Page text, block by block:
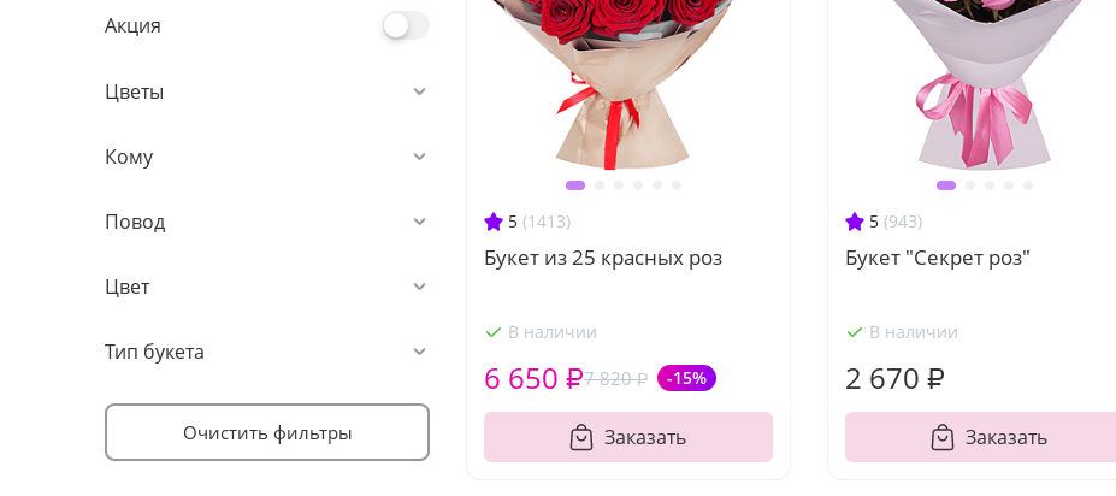
Акция
Цветы
Кому
Повод
Цвет
Тип букета
Очистить фильтры
5 (1413)
Букет из 25 красных роз
В наличии
7 820 ₽ -15%
6 650 ₽
Заказать
5 (943)
Букет "Секрет роз"
В наличии
2 670 ₽
Заказать